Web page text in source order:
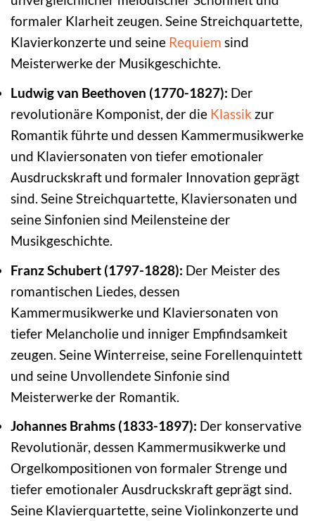
formaler Klarheit zeugen. Seine Streichquartette,
Klavierkonzerte und seine Requiem sind
Meisterwerke der Musikgeschichte.
Ludwig van Beethoven (1770-1827): Der
revolutionäre Komponist, der die Klassik zur
Romantik führte und dessen Kammermusikwerke
und Klaviersonaten von tiefer emotionaler
Ausdruckskraft und formaler Innovation geprägt
sind. Seine Streichquartette, Klaviersonaten und
seine Sinfonien sind Meilensteine der
Musikgeschichte.
Franz Schubert (1797-1828): Der Meister des
romantischen Liedes, dessen
Kammermusikwerke und Klaviersonaten von
tiefer Melancholie und inniger Empfindsamkeit
zeugen. Seine Winterreise, seine Forellenquintett
und seine Unvollendete Sinfonie sind
Meisterwerke der Romantik.
Johannes Brahms (1833-1897): Der konservative
Revolutionär, dessen Kammermusikwerke und
Orgelkompositionen von formaler Strenge und
tiefer emotionaler Ausdruckskraft geprägt sind.
Seine Klavierquartette, seine Violinkonzerte und